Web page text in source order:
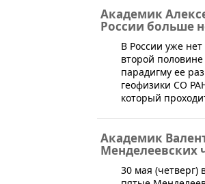
Академик
России больше
​В России уже
второй
парадигму ее
геофизики СО
который
Академик
Менделеевских
​30 мая (четверг)